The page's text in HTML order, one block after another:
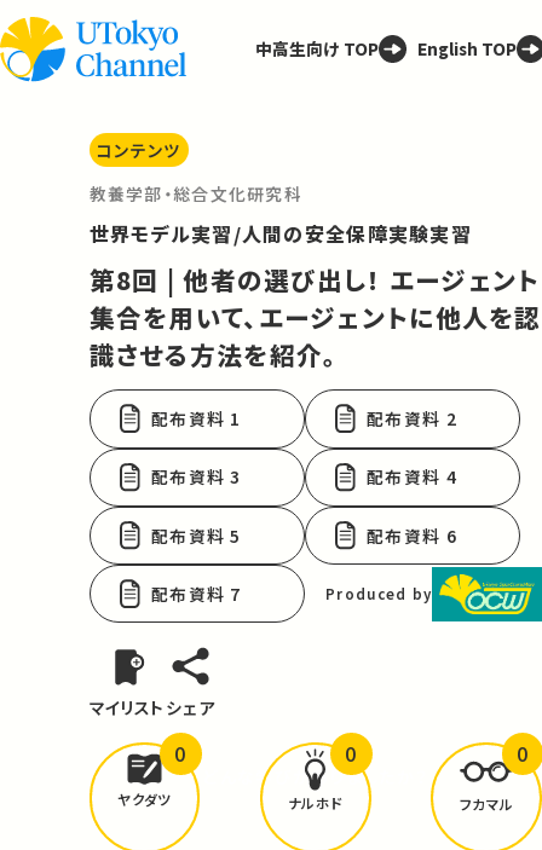
中高生向け TOP English TOP
コンテンツ
教養学部・総合文化研究科
世界モデル実習/人間の安全保障実験実習
第8回 | 他者の選び出し！ エージェント
集合を用いて、エージェントに他人を認
識させる方法を紹介。
配布資料 1 配布資料 2
配布資料 3 配布資料 4
配布資料 5 配布資料 6
配布資料 7 Produced by
マイリスト シェア
どんな学びがありましたか？
ヤクダツ
0
ナルホド
0
フカマル
0